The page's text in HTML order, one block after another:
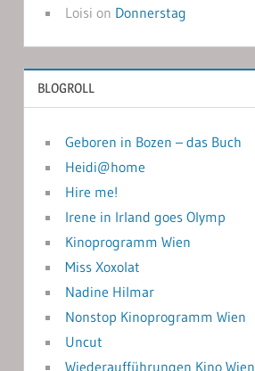
Loisi on Donnerstag
BLOGROLL
Geboren in Bozen – das Buch
Heidi@home
Hire me!
Irene in Irland goes Olymp
Kinoprogramm Wien
Miss Xoxolat
Nadine Hilmar
Nonstop Kinoprogramm Wien
Uncut
Wiederaufführungen Kino Wien